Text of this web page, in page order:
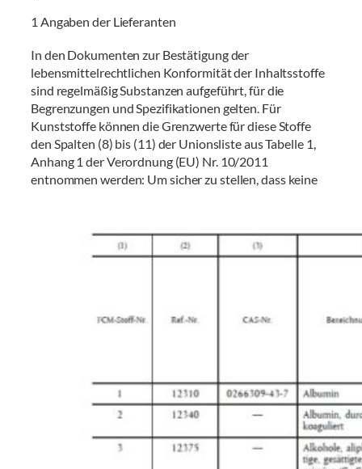
1 Angaben der Lieferanten
In den Dokumenten zur Bestätigung der
lebensmittelrechtlichen Konformität der Inhaltsstoffe
sind regelmäßig Substanzen aufgeführt, für die
Begrenzungen und Spezifikationen gelten. Für
Kunststoffe können die Grenzwerte für diese Stoffe
den Spalten (8) bis (11) der Unionsliste aus Tabelle 1,
Anhang 1 der Verordnung (EU) Nr. 10/2011
entnommen werden: Um sicher zu stellen, dass keine